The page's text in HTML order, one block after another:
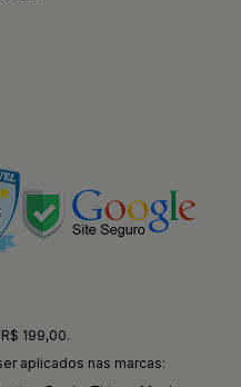
199,00.
aplicados nas marcas: